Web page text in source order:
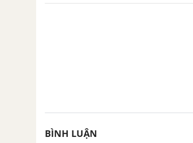
BÌNH LUẬN